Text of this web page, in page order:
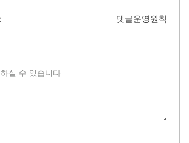
댓글운영원칙
실 수 있습니다